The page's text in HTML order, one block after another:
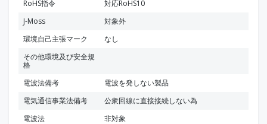
RoHS指令
対応RoHS10
J-Moss
対象外
環境自己主張マーク
なし
その他環境及び安全規
格
電波法備考
電波を発しない製品
電気通信事業法備考
公衆回線に直接接続しない為
電波法
非対象